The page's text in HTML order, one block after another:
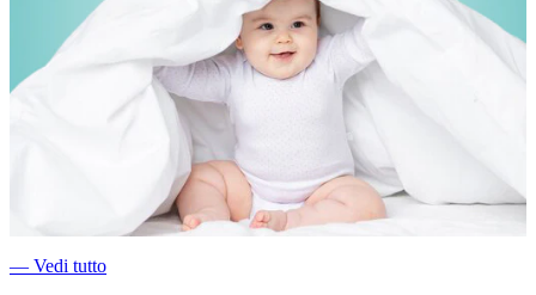
― Vedi tutto